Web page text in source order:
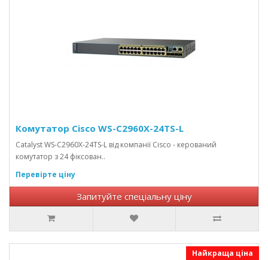
Комутатор Cisco WS-C2960X-24TS-L
Catalyst WS-C2960X-24TS-L від компанії Cisco - керований
комутатор з 24 фіксован..
Перевірте ціну
Запитуйте спеціальну ціну
Найкраща ціна